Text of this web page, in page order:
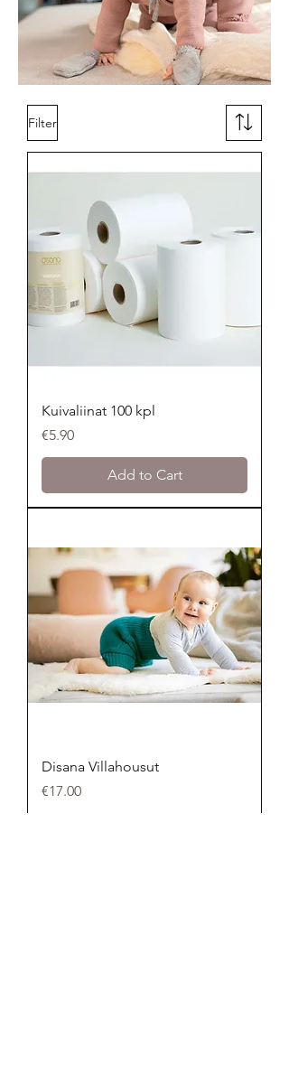
Filter
Kuivaliinat 100 kpl
Price
€5.90
Add to Cart
Disana Villahousut
Price
€17.00